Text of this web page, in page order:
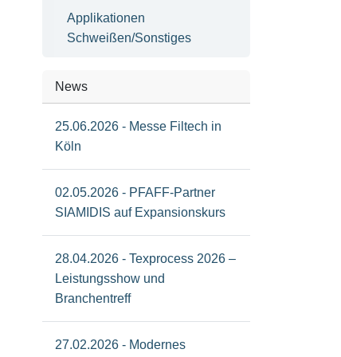
Applikationen
Schweißen/Sonstiges
News
25.06.2026 - Messe Filtech in
Köln
02.05.2026 - PFAFF-Partner
SIAMIDIS auf Expansionskurs
28.04.2026 - Texprocess 2026 –
Leistungsshow und
Branchentreff
27.02.2026 - Modernes